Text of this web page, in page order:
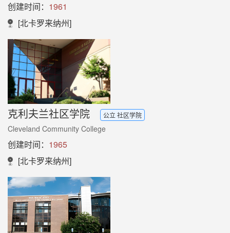
创建时间： 1961
[北卡罗来纳州]
克利夫兰社区学院 公立 社区学院
Cleveland Community College
创建时间： 1965
[北卡罗来纳州]